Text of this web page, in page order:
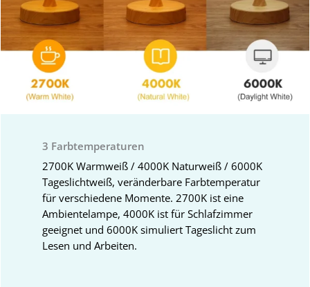
3 Farbtemperaturen
2700K Warmweiß / 4000K Naturweiß / 6000K
Tageslichtweiß, veränderbare Farbtemperatur
für verschiedene Momente. 2700K ist eine
Ambientelampe, 4000K ist für Schlafzimmer
geeignet und 6000K simuliert Tageslicht zum
Lesen und Arbeiten.